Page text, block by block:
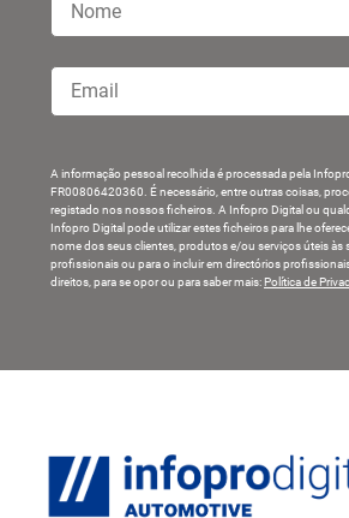
A informação pessoal recolhida é processada pela
FR00806420360. É necessário, entre outras coisas,
registado nos nossos ficheiros. A Infopro Digital ou
Infopro Digital pode utilizar estes ficheiros para lhe
nome dos seus clientes, produtos e/ou serviços úteis às
profissionais ou para o incluir em directórios
direitos, para se opor ou para saber mais:Política de